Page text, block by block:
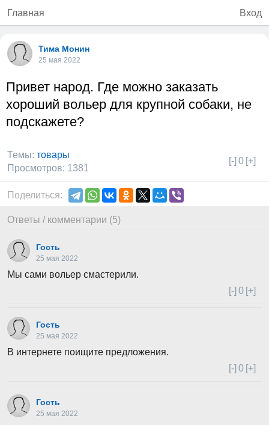
Главная Вход
Тима Монин
25 мая 2022
Привет народ. Где можно заказать
хороший вольер для крупной собаки, не
подскажете?
[-] 0 [+]
Темы: товары
Просмотров: 1381
Поделиться:
Ответы / комментарии (5)
Гость
25 мая 2022
Мы сами вольер смастерили.
[-] 0 [+]
Гость
25 мая 2022
В интернете поищите предложения.
[-] 0 [+]
Гость
25 мая 2022